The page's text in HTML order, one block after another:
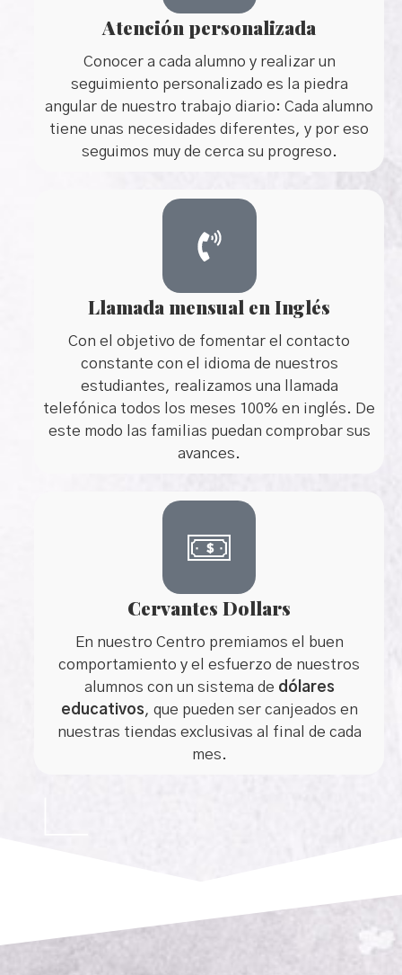
Atención personalizada
Conocer a cada alumno y realizar un
seguimiento personalizado es la piedra
angular de nuestro trabajo diario: Cada alumno
tiene unas necesidades diferentes, y por eso
seguimos muy de cerca su progreso.
Llamada mensual en Inglés
Con el objetivo de fomentar el contacto
constante con el idioma de nuestros
estudiantes, realizamos una llamada
telefónica todos los meses 100% en inglés. De
este modo las familias puedan comprobar sus
avances.
Cervantes Dollars
En nuestro Centro premiamos el buen
comportamiento y el esfuerzo de nuestros
alumnos con un sistema de dólares
educativos, que pueden ser canjeados en
nuestras tiendas exclusivas al final de cada
mes.